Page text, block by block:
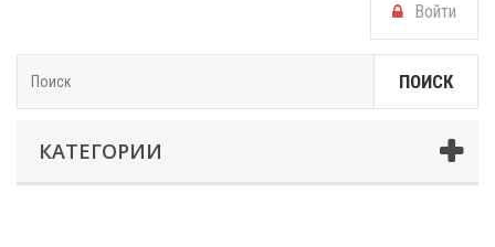
Войти
ПОИСК
КАТЕГОРИИ